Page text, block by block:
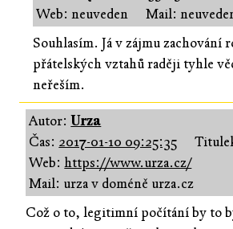
Web: neuveden
Mail:
Souhlasím. Já v zájmu zachování
přátelských vztahů raději tyhle
neřeším.
Autor:Urza
Čas: 2017-01-10 09:25:35
Web:https://www.urza.cz/
Mail: urza v doméně urza.cz
Což o to, legitimní počítání by to